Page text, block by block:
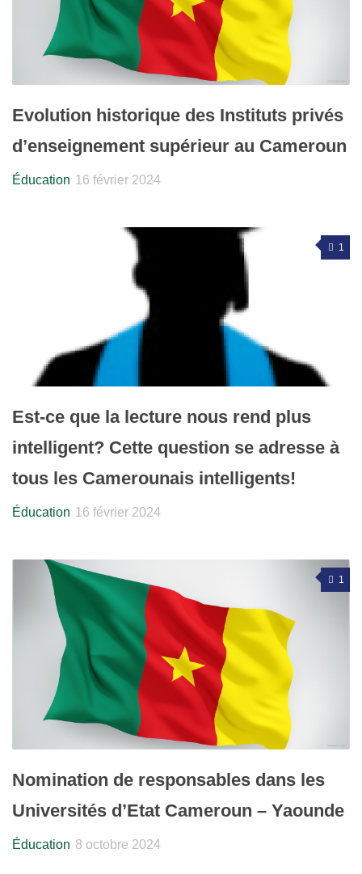
Evolution historique des Instituts privés
d’enseignement supérieur au Cameroun
Éducation 16 février 2024
1
Est-ce que la lecture nous rend plus
intelligent? Cette question se adresse à
tous les Camerounais intelligents!
Éducation 16 février 2024
1
Nomination de responsables dans les
Universités d’Etat Cameroun – Yaounde
Éducation 8 octobre 2024